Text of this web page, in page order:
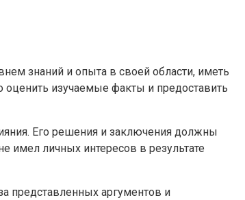
знаний и опыта в своей области, иметь
изучаемые факты и предоставить
Его решения и заключения должны
имел личных интересов в результате
представленных аргументов и